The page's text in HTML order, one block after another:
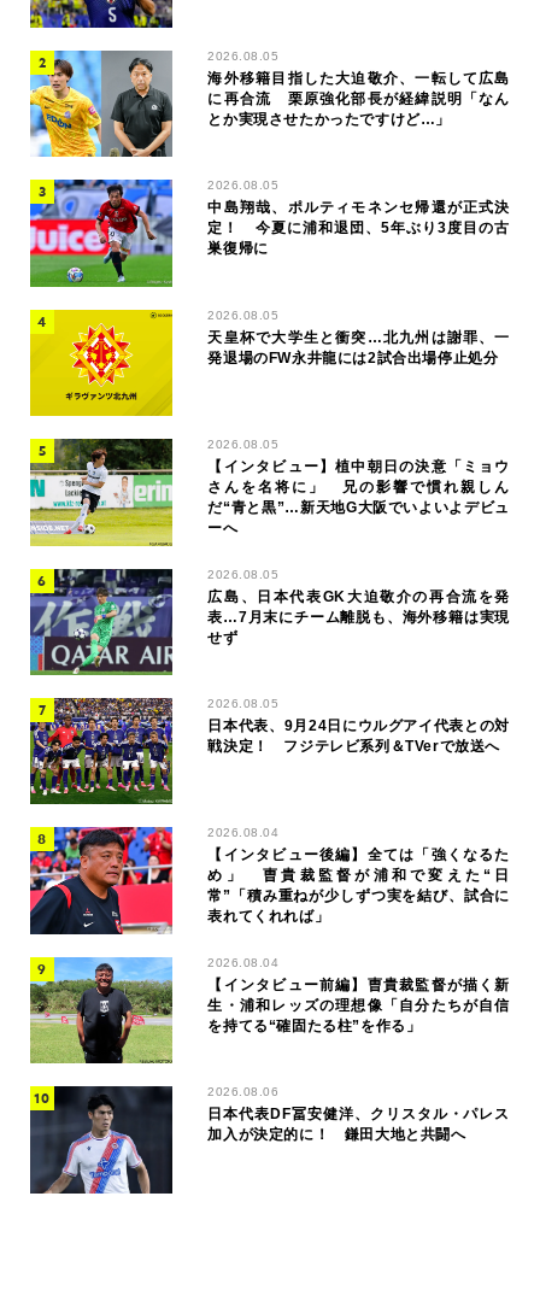
2026.08.05
海外移籍目指した大迫敬介、一転して広島
に再合流 栗原強化部長が経緯説明「なん
とか実現させたかったですけど…」
2026.08.05
中島翔哉、ポルティモネンセ帰還が正式決
定！ 今夏に浦和退団、5年ぶり3度目の古
巣復帰に
2026.08.05
天皇杯で大学生と衝突…北九州は謝罪、一
発退場のFW永井龍には2試合出場停止処分
2026.08.05
【インタビュー】植中朝日の決意「ミョウ
さんを名将に」 兄の影響で慣れ親しん
だ“青と黒”…新天地G大阪でいよいよデビュ
ーへ
2026.08.05
広島、日本代表GK大迫敬介の再合流を発
表…7月末にチーム離脱も、海外移籍は実現
せず
2026.08.05
日本代表、9月24日にウルグアイ代表との対
戦決定！ フジテレビ系列＆TVerで放送へ
2026.08.04
【インタビュー後編】全ては「強くなるた
め」 曺貴裁監督が浦和で変えた“日
常”「積み重ねが少しずつ実を結び、試合に
表れてくれれば」
2026.08.04
【インタビュー前編】曺貴裁監督が描く新
生・浦和レッズの理想像「自分たちが自信
を持てる“確固たる柱”を作る」
2026.08.06
日本代表DF冨安健洋、クリスタル・パレス
加入が決定的に！ 鎌田大地と共闘へ